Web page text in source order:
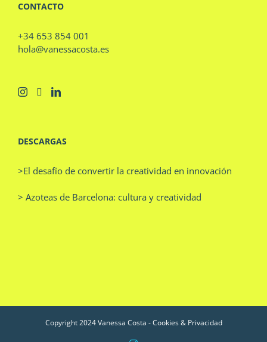
CONTACTO
+34 653 854 001
hola@vanessacosta.es
DESCARGAS
>El desafío de convertir la creatividad en innovación
> Azoteas de Barcelona: cultura y creatividad
Copyright 2024 Vanessa Costa -Cookies & Privacidad